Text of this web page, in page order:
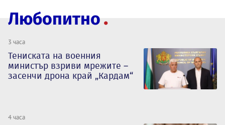
Любопитно
3 часа
Тениската на военния
министър взриви мрежите –
засенчи дрона край „Кардам“
4 часа